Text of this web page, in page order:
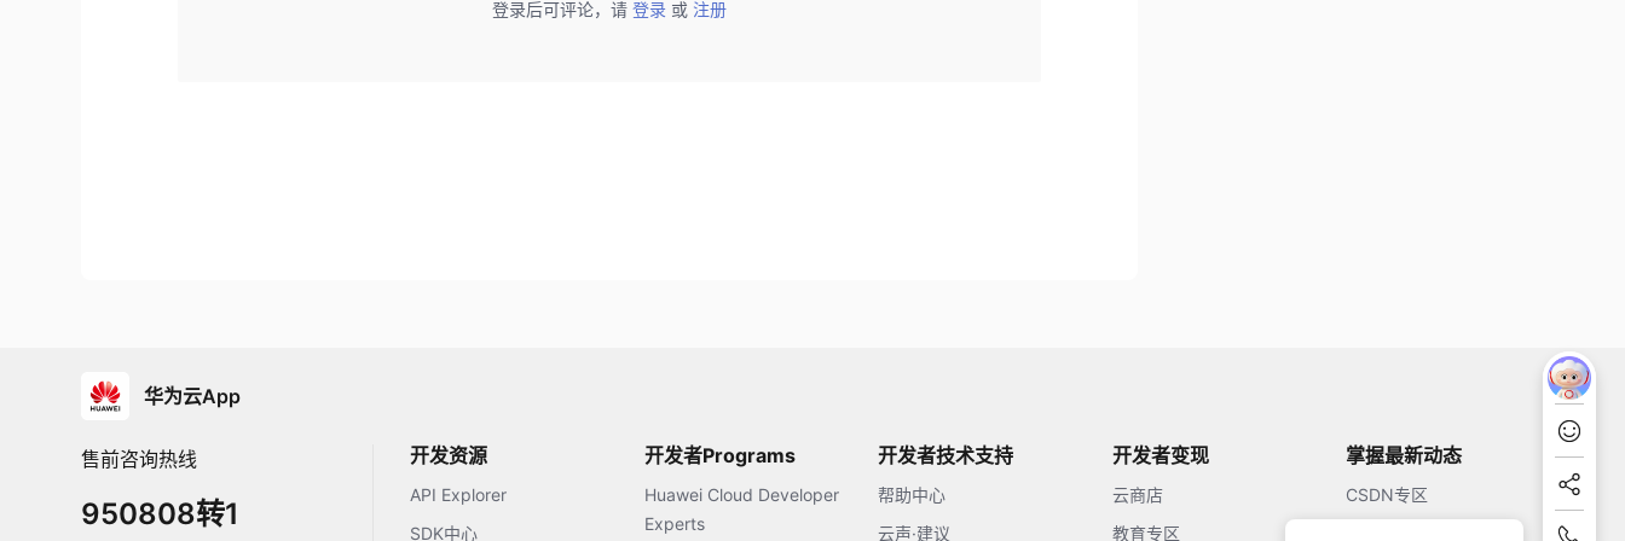
登录后可评论，请 登录 或 注册
华为云App
售前咨询热线
950808转1
开发资源
API Explorer
SDK中心
开发者Programs
Huawei Cloud Developer
Experts
开发者技术支持
帮助中心
云声·建议
开发者变现
云商店
教育专区
掌握最新动态
CSDN专区